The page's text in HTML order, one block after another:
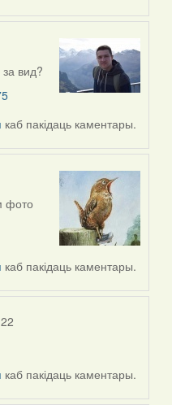
вид?
каб пакідаць каментары.
фото
каб пакідаць каментары.
каб пакідаць каментары.